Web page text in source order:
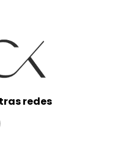
redes